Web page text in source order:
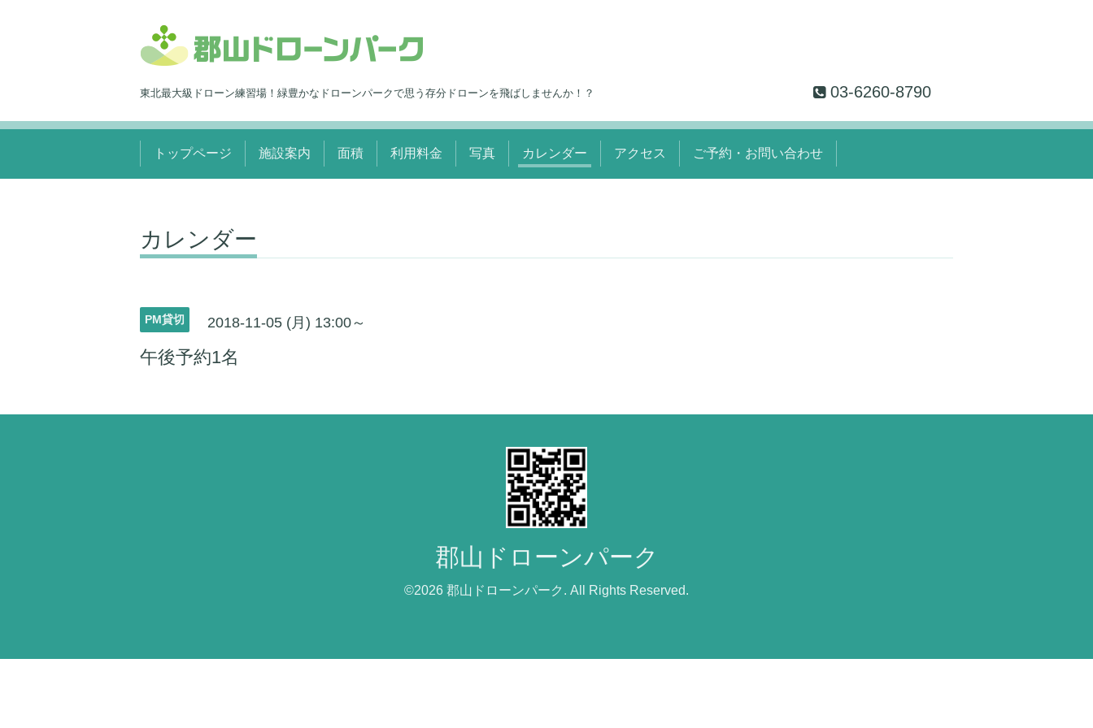
東北最大級ドローン練習場！緑豊かなドローンパークで思う存分ドローンを飛ばしませんか！？ 03-6260-8790
トップページ 施設案内 面積 利用料金 写真 カレンダー アクセス ご予約・お問い合わせ
カレンダー
PM貸切 2018-11-05 (月) 13:00～
午後予約1名
郡山ドローンパーク
©2026 郡山ドローンパーク . All Rights Reserved.